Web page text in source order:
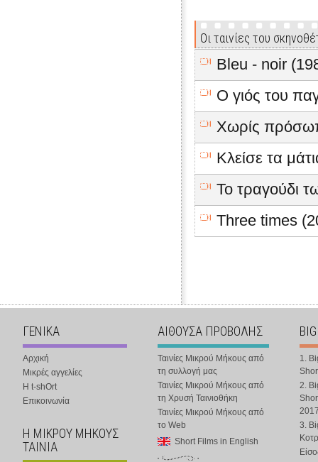
Οι ταινίες του
Bleu - noir
Ο γιός του
Χωρίς
Κλείσε τα
Το τραγούδι
Three times
ΓΕΝΙΚΑ
Αρχική
Μικρές αγγελίες
Η t-shOrt
Επικοινωνία
Η ΜΙΚΡΟΥ ΜΗΚΟΥΣ
ΤΑΙΝΙΑ
ΑΙΘΟΥΣΑ ΠΡΟΒΟΛΗΣ
Ταινίες Μικρού Μήκους από
τη συλλογή μας
Ταινίες Μικρού Μήκους από
τη Χρυσή Ταινιοθήκη
Ταινίες Μικρού Μήκους από
το Web
Short Films in English
1.
2.
3.